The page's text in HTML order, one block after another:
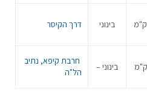
בינוני דרך הקיסר
בינוני –
חרבת קיפא, נתיב
הל"ה